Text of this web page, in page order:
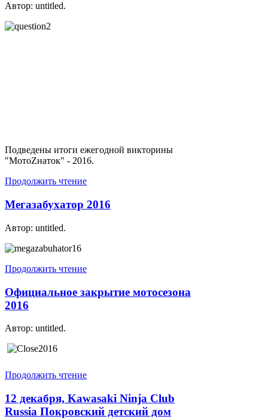
Автор: untitled.
Подведены итоги ежегодной викторины
"МотоZнаток" - 2016.
Продолжить чтение
Мегазабухатор 2016
Автор: untitled.
Продолжить чтение
Официальное закрытие мотосезона
2016
Автор: untitled.
Продолжить чтение
12 декабря, Kawasaki Ninja Club
Russia Покровский детский дом